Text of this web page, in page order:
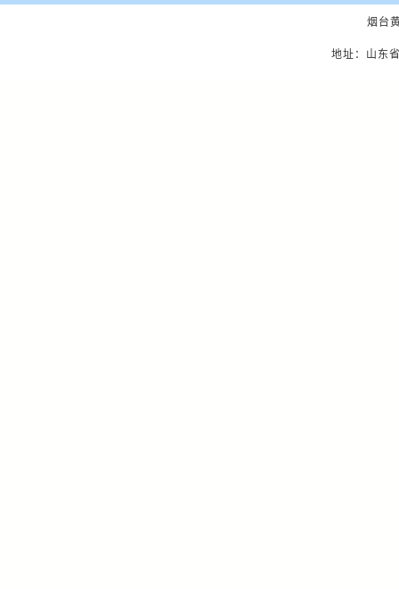
烟台
地址：山东